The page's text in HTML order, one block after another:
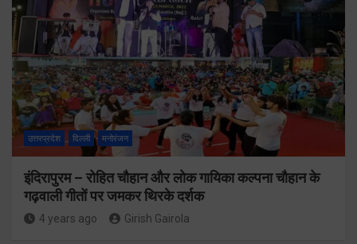
उत्तरप्रदेश दिल्ली मनोरंजन
इंदिरापुरम – रोहित चौहान और लोक गायिका कल्पना चौहान के
गढ़वाली गीतों पर जमकर थिरके दर्शक
4 years ago Girish Gairola